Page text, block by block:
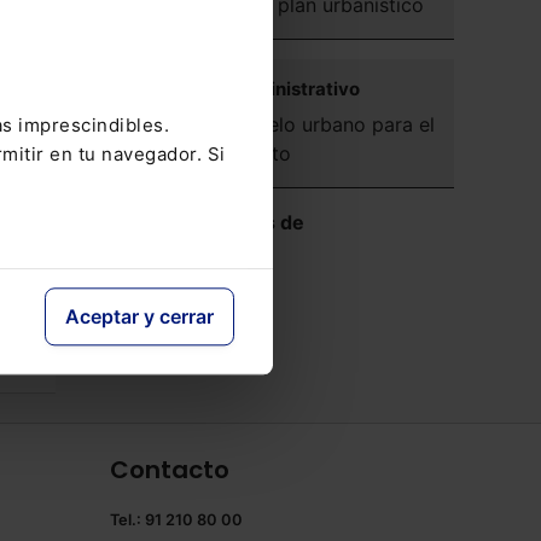
imprescindibles.
en tu navegador. Si
Aceptar y cerrar
Contencioso-administrativo
Valoración del suelo urbano para el
cálculo del finiquito
Ver más Reseñas de
Contacto
Tel.: 91 210 80 00